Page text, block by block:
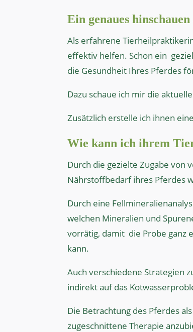
Ein genaues
Als erfahrene
effektiv helfen. Schon ein
die Gesundheit Ihres Pferdes
Dazu schaue ich mir die
Zusätzlich erstelle ich ihnen
Wie kann ich ihrem
Durch die gezielte Zugabe
Nährstoffbedarf ihres Pferdes
Durch eine
welchen Mineralien und
vorrätig, damit die Probe ganz
kann.
Auch verschiedene Strategien
indirekt auf das
Die Betrachtung des Pferdes
zugeschnittene Therapie